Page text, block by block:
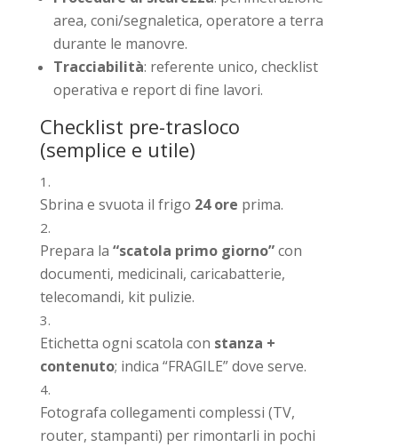
area, coni/segnaletica, operatore a terra
durante le manovre.
Tracciabilità: referente unico, checklist
operativa e report di fine lavori.
Checklist pre-trasloco
(semplice e utile)
Sbrina e svuota il frigo 24 ore prima.
Prepara la “scatola primo giorno”con
documenti, medicinali, caricabatterie,
telecomandi, kit pulizie.
Etichetta ogni scatola con stanza +
contenuto; indica “FRAGILE” dove serve.
Fotografa collegamenti complessi (TV,
router, stampanti) per rimontarli in pochi